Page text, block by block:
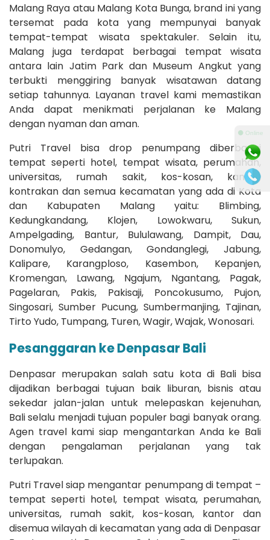
Malang Raya atau Malang Kota Bunga, brand ini yang
tersemat pada kota yang mempunyai banyak
tempat-tempat wisata spektakuler. Selain itu,
Malang juga terdapat berbagai tempat wisata
antara lain Jatim Park dan Museum Angkut yang
terbukti menggiring banyak wisatawan datang
setiap tahunnya. Layanan travel kami memastikan
Anda dapat menikmati perjalanan ke Malang
dengan nyaman dan aman.
Putri Travel bisa drop penumpang diberbagai
tempat seperti hotel, tempat wisata, perumahan,
universitas, rumah sakit, kos-kosan, kantor,
kontrakan dan semua kecamatan yang ada di Kota
dan Kabupaten Malang yaitu: Blimbing,
Kedungkandang, Klojen, Lowokwaru, Sukun,
Ampelgading, Bantur, Bululawang, Dampit, Dau,
Donomulyo, Gedangan, Gondanglegi, Jabung,
Kalipare, Karangploso, Kasembon, Kepanjen,
Kromengan, Lawang, Ngajum, Ngantang, Pagak,
Pagelaran, Pakis, Pakisaji, Poncokusumo, Pujon,
Singosari, Sumber Pucung, Sumbermanjing, Tajinan,
Tirto Yudo, Tumpang, Turen, Wagir, Wajak, Wonosari.
Pesanggaran ke Denpasar Bali
Denpasar merupakan salah satu kota di Bali bisa
dijadikan berbagai tujuan baik liburan, bisnis atau
sekedar jalan-jalan untuk melepaskan kejenuhan,
Bali selalu menjadi tujuan populer bagi banyak orang.
Agen travel kami siap mengantarkan Anda ke Bali
dengan pengalaman perjalanan yang tak
terlupakan.
Putri Travel siap mengantar penumpang di tempat –
tempat seperti hotel, tempat wisata, perumahan,
universitas, rumah sakit, kos-kosan, kantor dan
disemua wilayah di kecamatan yang ada di Denpasar
⚫ Online